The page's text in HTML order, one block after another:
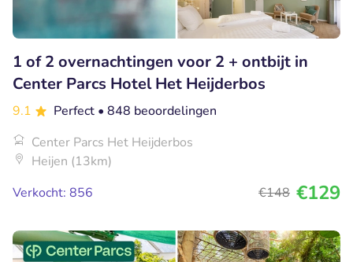
1 of 2 overnachtingen voor 2 + ontbijt in
Center Parcs Hotel Het Heijderbos
9.1 Perfect • 848 beoordelingen
Center Parcs Het Heijderbos
Heijen (13km)
Verkocht: 856
€148 €129